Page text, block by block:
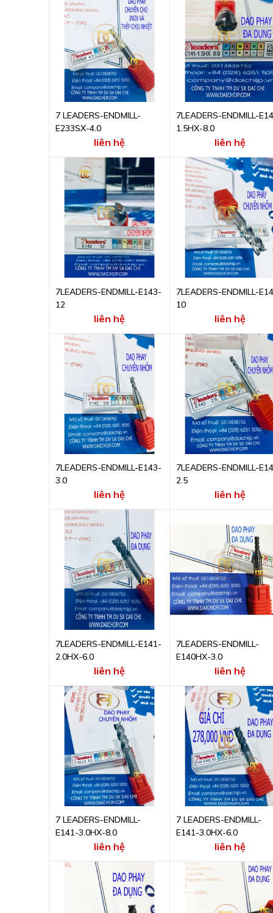
7 LEADERS-ENDMILL-
E233SX-4.0
liên hệ
7LEADERS-ENDMILL-
1.5HX-8.0
liên hệ
7LEADERS-ENDMILL-E143-
12
liên hệ
7LEADERS-ENDMILL-
10
liên hệ
7LEADERS-ENDMILL-E143-
3.0
liên hệ
7LEADERS-ENDMILL-
2.5
liên hệ
7LEADERS-ENDMILL-E141-
2.0HX-6.0
liên hệ
7LEADERS-ENDMILL-
E140HX-3.0
liên hệ
7 LEADERS-ENDMILL-
E141-3.0HX-8.0
liên hệ
7 LEADERS-ENDMILL-
E141-3.0HX-6.0
liên hệ